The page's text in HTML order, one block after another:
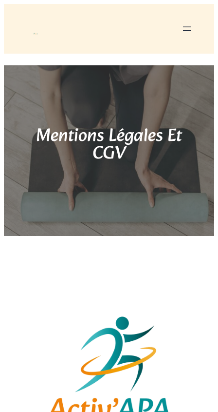
Mentions Légales Et
CGV